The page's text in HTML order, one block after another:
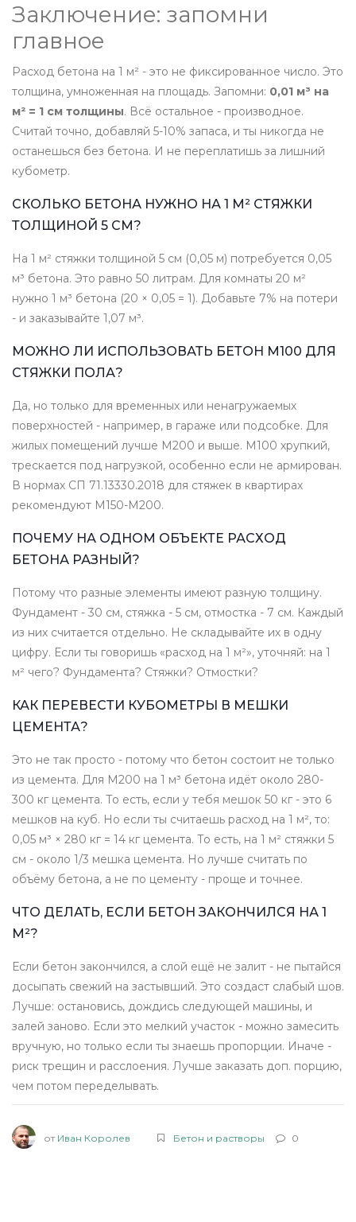
Заключение: запомни
главное
Расход бетона на 1 м² - это не фиксированное число. Это
толщина, умноженная на площадь. Запомни: 0,01 м³ на
м² = 1 см толщины. Всё остальное - производное.
Считай точно, добавляй 5-10% запаса, и ты никогда не
останешься без бетона. И не переплатишь за лишний
кубометр.
СКОЛЬКО БЕТОНА НУЖНО НА 1 М² СТЯЖКИ
ТОЛЩИНОЙ 5 СМ?
На 1 м² стяжки толщиной 5 см (0,05 м) потребуется 0,05
м³ бетона. Это равно 50 литрам. Для комнаты 20 м²
нужно 1 м³ бетона (20 × 0,05 = 1). Добавьте 7% на потери
- и заказывайте 1,07 м³.
МОЖНО ЛИ ИСПОЛЬЗОВАТЬ БЕТОН М100 ДЛЯ
СТЯЖКИ ПОЛА?
Да, но только для временных или ненагружаемых
поверхностей - например, в гараже или подсобке. Для
жилых помещений лучше М200 и выше. М100 хрупкий,
трескается под нагрузкой, особенно если не армирован.
В нормах СП 71.13330.2018 для стяжек в квартирах
рекомендуют М150-М200.
ПОЧЕМУ НА ОДНОМ ОБЪЕКТЕ РАСХОД
БЕТОНА РАЗНЫЙ?
Потому что разные элементы имеют разную толщину.
Фундамент - 30 см, стяжка - 5 см, отмостка - 7 см. Каждый
из них считается отдельно. Не складывайте их в одну
цифру. Если ты говоришь «расход на 1 м²», уточняй: на 1
м² чего? Фундамента? Стяжки? Отмостки?
КАК ПЕРЕВЕСТИ КУБОМЕТРЫ В МЕШКИ
ЦЕМЕНТА?
Это не так просто - потому что бетон состоит не только
из цемента. Для М200 на 1 м³ бетона идёт около 280-
300 кг цемента. То есть, если у тебя мешок 50 кг - это 6
мешков на куб. Но если ты считаешь расход на 1 м², то:
0,05 м³ × 280 кг = 14 кг цемента. То есть, на 1 м² стяжки 5
см - около 1/3 мешка цемента. Но лучше считать по
объёму бетона, а не по цементу - проще и точнее.
ЧТО ДЕЛАТЬ, ЕСЛИ БЕТОН ЗАКОНЧИЛСЯ НА 1
М²?
Если бетон закончился, а слой ещё не залит - не пытайся
досыпать свежий на застывший. Это создаст слабый шов.
Лучше: остановись, дождись следующей машины, и
залей заново. Если это мелкий участок - можно замесить
вручную, но только если ты знаешь пропорции. Иначе -
риск трещин и расслоения. Лучше заказать доп. порцию,
чем потом переделывать.
от Иван Королев Бетон и растворы 0